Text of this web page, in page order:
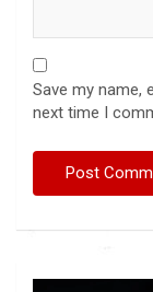
Save my name,
next time I